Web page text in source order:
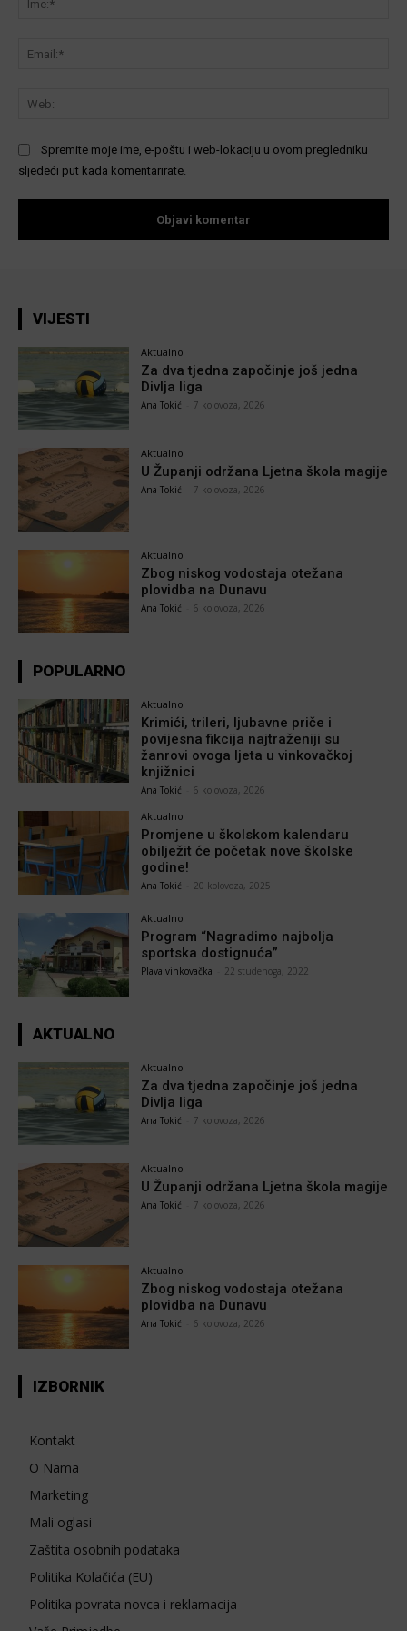
Spremite moje ime, e-poštu i web-lokaciju u ovom pregledniku
sljedeći put kada komentarirate.
VIJESTI
Aktualno
Za dva tjedna započinje još jedna
Divlja liga
Ana Tokić 7 kolovoza, 2026
Aktualno
U Županji održana Ljetna škola magije
Ana Tokić 7 kolovoza, 2026
Aktualno
Zbog niskog vodostaja otežana
plovidba na Dunavu
Ana Tokić 6 kolovoza, 2026
POPULARNO
Aktualno
Krimići, trileri, ljubavne priče i
povijesna fikcija najtraženiji su
žanrovi ovoga ljeta u vinkovačkoj
knjižnici
Ana Tokić 6 kolovoza, 2026
Aktualno
Promjene u školskom kalendaru
obilježit će početak nove školske
godine!
Ana Tokić 20 kolovoza, 2025
Aktualno
Program “Nagradimo najbolja
sportska dostignuća”
Plava vinkovačka 22 studenoga, 2022
AKTUALNO
Aktualno
Za dva tjedna započinje još jedna
Divlja liga
Ana Tokić 7 kolovoza, 2026
Aktualno
U Županji održana Ljetna škola magije
Ana Tokić 7 kolovoza, 2026
Aktualno
Zbog niskog vodostaja otežana
plovidba na Dunavu
Ana Tokić 6 kolovoza, 2026
IZBORNIK
Kontakt
O Nama
Marketing
Mali oglasi
Zaštita osobnih podataka
Politika Kolačića (EU)
Politika povrata novca i reklamacija